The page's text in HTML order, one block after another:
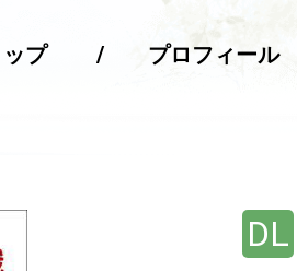
ップ プロフィール
DL